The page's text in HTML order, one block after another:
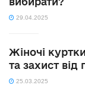
29.04.2025
Жіночі
та захист від
25.03.2025